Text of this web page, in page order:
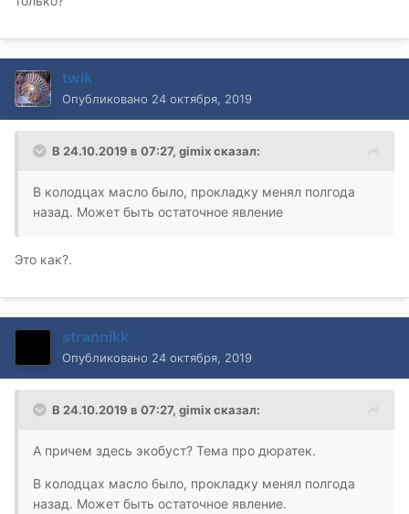
twik
Опубликовано 24 октября, 2019
В 24.10.2019 в 07:27, gimixсказал:
В колодцах масло было, прокладку менял полгода
назад. Может быть остаточное явление
Это как?.
strannikk
Опубликовано 24 октября, 2019
В 24.10.2019 в 07:27, gimixсказал:
А причем здесь экобуст? Тема про дюратек.
В колодцах масло было, прокладку менял полгода
назад. Может быть остаточное явление.